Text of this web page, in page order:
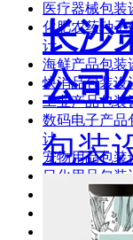
医疗器械包装
化肥农药种子
计
海鲜产品包装
快消品包装设
工业产品包装
数码电子产品
计
宠物用品包装
日化用品包装
纺织品包装设
母婴用品包装
土特产包装设
长沙
公司
包装